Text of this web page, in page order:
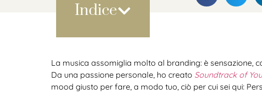
Indice
La musica assomiglia molto al branding: è sensazione,
Da una passione personale, ho creato Soundtrack of
mood giusto per fare, a modo tuo, ciò per cui sei qui: